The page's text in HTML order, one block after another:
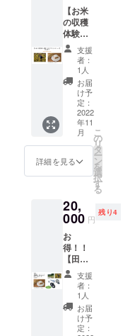
ゴール
にチャ
レンジ
したい
農家さ
んを応
援しま
せん
か？ あ
なたか
らお預
かりし
た支援
じて、
農家さ
ゴール
をお届
けいた
しま
す。 ※
お米
重量5kg
※お届け
は宅配
便で
す。 ※
消費
食べて
みたい
ですよ
ね？ あ
なたが
田植え
したそ
の米、
農家さ
んや私
たちが
大切に
育てま
す。 ミ
する
と、除
使用が
可能に
なるだ
けでな
く、常
に田ん
ぼの水
をかく
はんす
が届く
コース
です。
ファミ
リーで
お楽し
みいた
だけま
す。 一
家族一
口でど
うぞ。
ミズニ
ゴール
終わ
り、で
はもっ
たいな
い！ ミ
ズニ
ゴール
で育て
たその
お米を
食べて
みたい
【お米
の収穫
体験＋
長野で
大切に
育てた
お米
コー
ス】
15,000
ニゴー
ルを
使って
大切に
育てた
収穫体
験をし
ていた
だき、
さらに
収穫さ
れたお
米をお
届けす
るコー
スで
す。 お
支援
者：
1人
お届
け予
定：
2022
年11
月
詳細を見る
こ
の
リ
タ
ー
ン
を
選
択
す
る
20,
000 円
残り4
お
得！！
【田植
え・ミ
ズニ
ゴー
ル・収
穫体験
＋長野
支援
者：
1人
お届
け予
定：